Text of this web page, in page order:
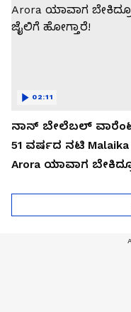
ನಾನ್ ಬೇಲೆಬಲ್
51 ವರ್ಷದ ನಟಿ Malaika
Arora ಯಾವಾಗ
02:11